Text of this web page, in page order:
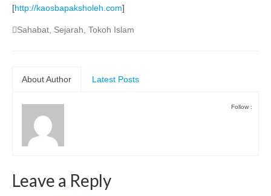
[http://kaosbapaksholeh.com]
Sahabat Sejarah Tokoh Islam
About Author Latest Posts
Follow :
Leave a Reply